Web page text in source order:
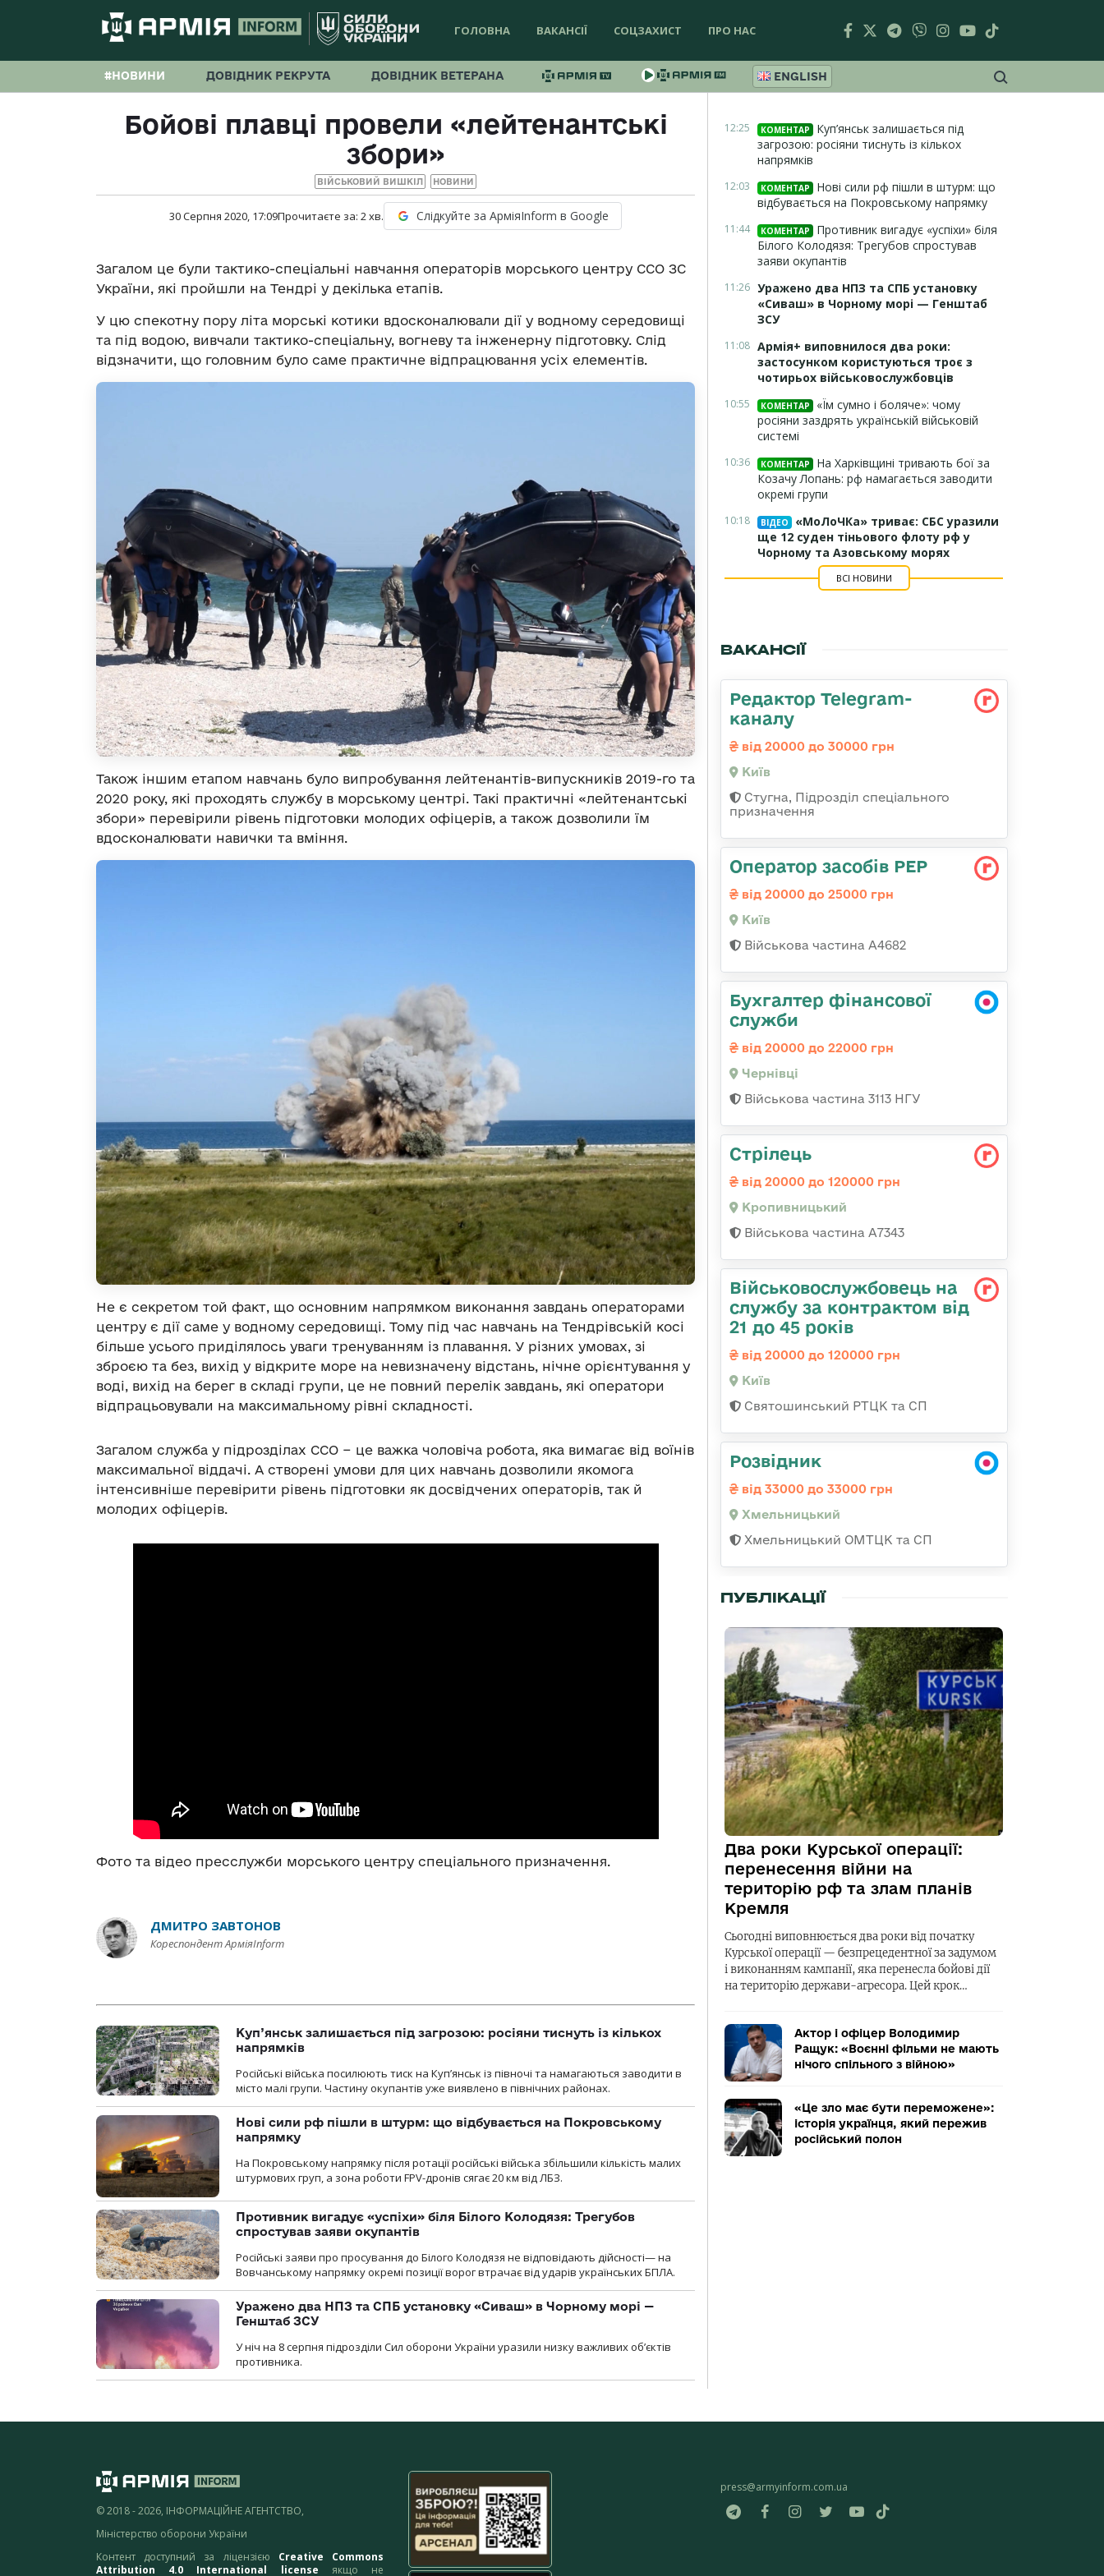
ГОЛОВНА ВАКАНСІЇ СОЦЗАХИСТ ПРО НАС
#НОВИНИ ДОВІДНИК РЕКРУТА ДОВІДНИК ВЕТЕРАНА ENGLISH
Бойові плавці провели «лейтенантські
збори»
ВІЙСЬКОВИЙ ВИШКІЛ НОВИНИ
30 Серпня 2020, 17:09Прочитаєте за: 2хв. Слідкуйте за АрміяInform в Google
Загалом це були тактико-спеціальні навчання операторів морського центру ССО ЗС
України, які пройшли на Тендрі у декілька етапів.
У цю спекотну пору літа морські котики вдосконалювали дії у водному середовищі
та під водою, вивчали тактико-спеціальну, вогневу та інженерну підготовку. Слід
відзначити, що головним було саме практичне відпрацювання усіх елементів.
Також іншим етапом навчань було випробування лейтенантів-випускників 2019-го та
2020 року, які проходять службу в морському центрі. Такі практичні «лейтенантські
збори» перевірили рівень підготовки молодих офіцерів, а також дозволили їм
вдосконалювати навички та вміння.
Не є секретом той факт, що основним напрямком виконання завдань операторами
центру є дії саме у водному середовищі. Тому під час навчань на Тендрівській косі
більше усього приділялось уваги тренуванням із плавання. У різних умовах, зі
зброєю та без, вихід у відкрите море на невизначену відстань, нічне орієнтування у
воді, вихід на берег в складі групи, це не повний перелік завдань, які оператори
відпрацьовували на максимальному рівні складності.
Загалом служба у підрозділах ССО − це важка чоловіча робота, яка вимагає від воїнів
максимальної віддачі. А створені умови для цих навчань дозволили якомога
інтенсивніше перевірити рівень підготовки як досвідчених операторів, так й
молодих офіцерів.
Фото та відео пресслужби морського центру спеціального призначення.
ДМИТРО ЗАВТОНОВ
Кореспондент АрміяInform
Куп’янськ залишається під загрозою: росіяни тиснуть із кількох
напрямків
Російські війська посилюють тиск на Куп’янськ із півночі та намагаються заводити в
місто малі групи. Частину окупантів уже виявлено в північних районах.
Нові сили рф пішли в штурм: що відбувається на Покровському
напрямку
На Покровському напрямку після ротації російські війська збільшили кількість малих
штурмових груп, а зона роботи FPV-дронів сягає 20 км від ЛБЗ.
Противник вигадує «успіхи» біля Білого Колодязя: Трегубов
спростував заяви окупантів
Російські заяви про просування до Білого Колодязя не відповідають дійсності— на
Вовчанському напрямку окремі позиції ворог втрачає від ударів українських БПЛА.
Уражено два НПЗ та СПБ установку «Сиваш» в Чорному морі —
Генштаб ЗСУ
У ніч на 8 серпня підрозділи Сил оборони України уразили низку важливих об’єктів
противника.
12:25 КОМЕНТАР
Куп’янськ залишається під
загрозою: росіяни тиснуть із кількох
напрямків
12:03 КОМЕНТАР
Нові сили рф пішли в штурм: що
відбувається на Покровському напрямку
11:44 КОМЕНТАР
Противник вигадує «успіхи» біля
Білого Колодязя: Трегубов спростував
заяви окупантів
11:26 Уражено два НПЗ та СПБ установку
«Сиваш» в Чорному морі — Генштаб
ЗСУ
11:08 Армія+ виповнилося два роки:
застосунком користуються троє з
чотирьох військовослужбовців
10:55 КОМЕНТАР
«Їм сумно і боляче»: чому
росіяни заздрять українській військовій
системі
10:36 КОМЕНТАР
На Харківщині тривають бої за
Козачу Лопань: рф намагається заводити
окремі групи
10:18 ВІДЕО
«МоЛоЧКа» триває: СБС уразили
ще 12 суден тіньового флоту рф у
Чорному та Азовському морях
ВСІ НОВИНИ
ВАКАНСІЇ
Редактор Telegram-
каналу
від 20000 до 30000 грн
Київ
Стугна, Підрозділ спеціального
призначення
Оператор засобів РЕР
від 20000 до 25000 грн
Київ
Військова частина А4682
Бухгалтер фінансової
служби
від 20000 до 22000 грн
Чернівці
Військова частина 3113 НГУ
Стрілець
від 20000 до 120000 грн
Кропивницький
Військова частина А7343
Військовослужбовець на
службу за контрактом від
21 до 45 років
від 20000 до 120000 грн
Київ
Святошинський РТЦК та СП
Розвідник
від 33000 до 33000 грн
Хмельницький
Хмельницький ОМТЦК та СП
ПУБЛІКАЦІЇ
Два роки Курської операції:
перенесення війни на
територію рф та злам планів
Кремля
Сьогодні виповнюється два роки від початку
Курської операції — безпрецедентної за задумом
і виконанням кампанії, яка перенесла бойові дії
на територію держави-агресора. Цей крок…
Актор і офіцер Володимир
Ращук: «Воєнні фільми не мають
нічого спільного з війною»
«Це зло має бути переможене»:
історія українця, який пережив
російський полон
© 2018 - 2026, ІНФОРМАЦІЙНЕ АГЕНТСТВО,
Міністерство оборони України
Контент доступний за ліцензією Creative Commons
Attribution 4.0 International license якщо не
press@armyinform.com.ua